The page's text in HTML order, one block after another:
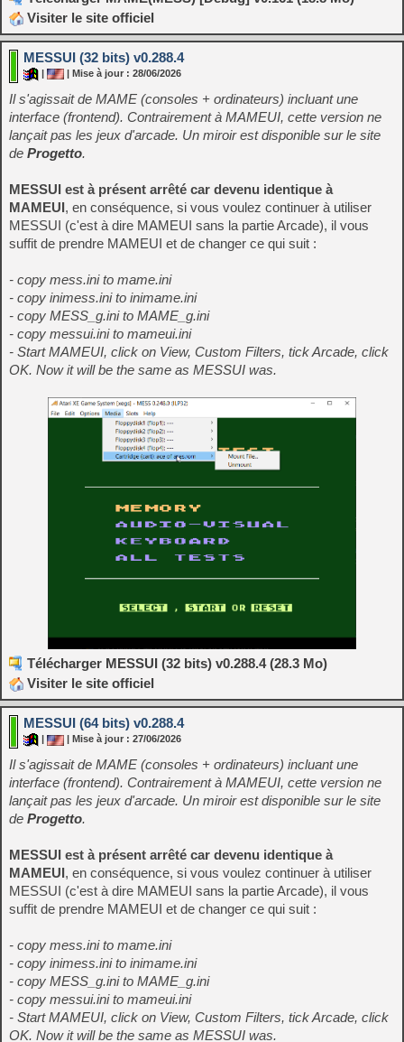
Visiter le site officiel
MESSUI (32 bits) v0.288.4
| | Mise à jour : 28/06/2026
Il s'agissait de MAME (consoles + ordinateurs) incluant une
interface (frontend). Contrairement à MAMEUI, cette version ne
lançait pas les jeux d'arcade. Un miroir est disponible sur le site
de Progetto.
MESSUI est à présent arrêté car devenu identique à
MAMEUI, en conséquence, si vous voulez continuer à utiliser
MESSUI (c'est à dire MAMEUI sans la partie Arcade), il vous
suffit de prendre MAMEUI et de changer ce qui suit :
- copy mess.ini to mame.ini
- copy inimess.ini to inimame.ini
- copy MESS_g.ini to MAME_g.ini
- copy messui.ini to mameui.ini
- Start MAMEUI, click on View, Custom Filters, tick Arcade, click
OK. Now it will be the same as MESSUI was.
Télécharger MESSUI (32 bits) v0.288.4 (28.3 Mo)
Visiter le site officiel
MESSUI (64 bits) v0.288.4
| Mise à jour : 27/06/2026
Il s'agissait de MAME (consoles + ordinateurs) incluant une
interface (frontend). Contrairement à MAMEUI, cette version ne
lançait pas les jeux d'arcade. Un miroir est disponible sur le site
de Progetto.
MESSUI est à présent arrêté car devenu identique à
MAMEUI, en conséquence, si vous voulez continuer à utiliser
MESSUI (c'est à dire MAMEUI sans la partie Arcade), il vous
suffit de prendre MAMEUI et de changer ce qui suit :
- copy mess.ini to mame.ini
- copy inimess.ini to inimame.ini
- copy MESS_g.ini to MAME_g.ini
- copy messui.ini to mameui.ini
- Start MAMEUI, click on View, Custom Filters, tick Arcade, click
OK. Now it will be the same as MESSUI was.